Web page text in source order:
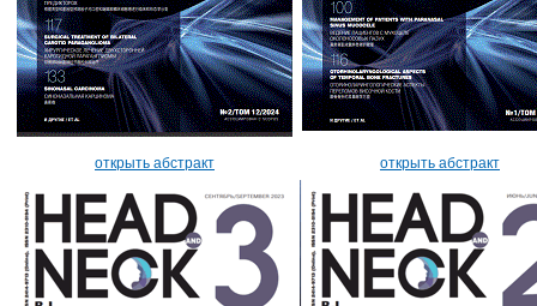
открыть абстракт открыть абстракт